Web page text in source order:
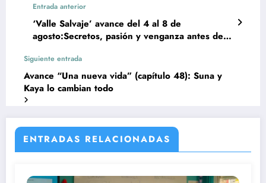
Entrada anterior
‘Valle Salvaje’ avance del 4 al 8 de
agosto:Secretos, pasión y venganza antes de la
Siguiente entrada
Avance “Una nueva vida” (capítulo 48): Suna y
Kaya lo cambian todo
ENTRADAS RELACIONADAS